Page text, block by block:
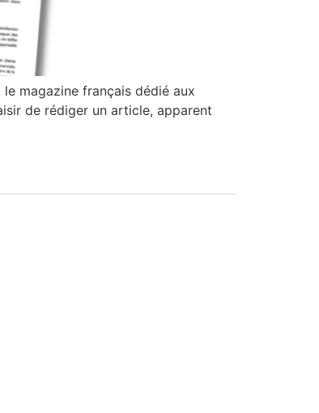
magazine français dédié aux
de rédiger un article, apparent